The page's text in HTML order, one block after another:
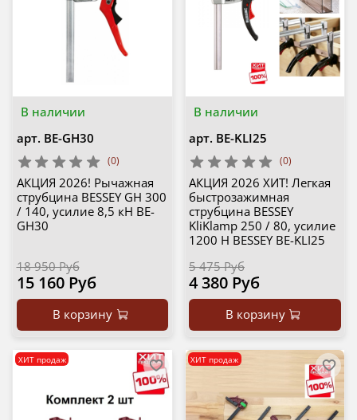
В наличии
арт. BE-GH30
(0)
АКЦИЯ 2026! Рычажная
струбцина BESSEY GH 300
/ 140, усилие 8,5 кН BE-
GH30
18 950 Руб
15 160 Руб
В корзину
В наличии
арт. BE-KLI25
(0)
АКЦИЯ 2026 ХИТ! Легкая
быстрозажимная
струбцина BESSEY
KliKlamp 250 / 80, усилие
1200 Н BESSEY BE-KLI25
5 475 Руб
4 380 Руб
В корзину
ХИТ продаж ХИТ продаж